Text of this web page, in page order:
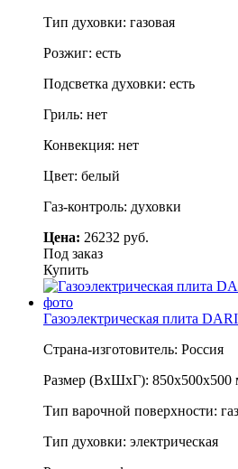
Тип духовки: газовая
Розжиг: есть
Подсветка духовки: есть
Гриль: нет
Конвекция: нет
Цвет: белый
Газ-контроль: духовки
Цена: 26232 руб.
Под заказ
Купить
Газоэлектрическая плита
Страна-изготовитель: Россия
Размер (ВхШхГ): 850х500х500
Тип варочной поверхности:
Тип духовки: электрическая